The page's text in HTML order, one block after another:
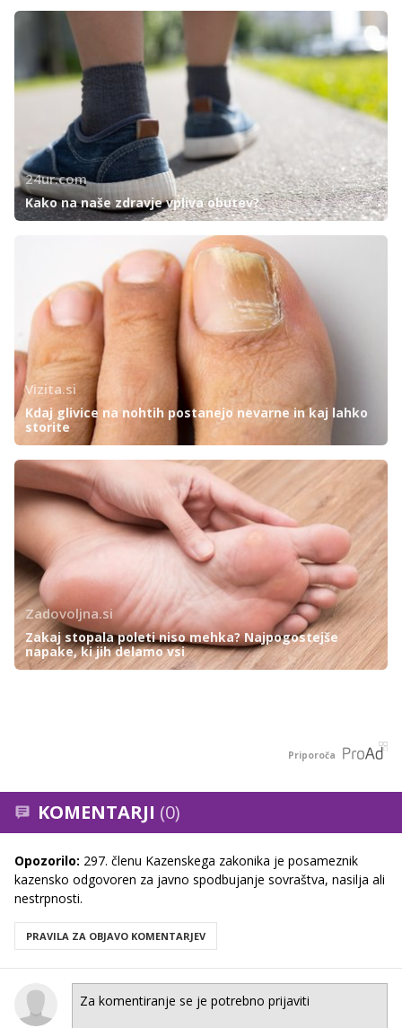
24ur.com
Kako na naše zdravje vpliva obutev?
Vizita.si
Kdaj glivice na nohtih postanejo nevarne in kaj lahko
storite
Zadovoljna.si
Zakaj stopala poleti niso mehka? Najpogostejše
napake, ki jih delamo vsi
Priporoča
KOMENTARJI (0)
Opozorilo: 297. členu Kazenskega zakonika je posameznik
kazensko odgovoren za javno spodbujanje sovraštva, nasilja ali
nestrpnosti.
PRAVILA ZA OBJAVO KOMENTARJEV